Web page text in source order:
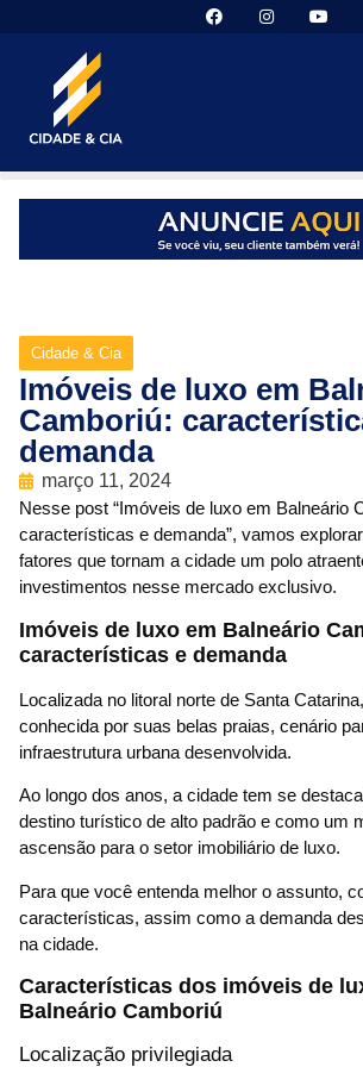
Cidade & Cia
Imóveis de luxo em
Camboriú:
demanda
março 11, 2024
Nesse post “Imóveis de luxo em Balneário
características e demanda”, vamos
fatores que tornam a cidade um polo
investimentos nesse mercado exclusivo.
Imóveis de luxo em Balneário
características e demanda
Localizada no litoral norte de Santa
conhecida por suas belas praias, cenário
infraestrutura urbana desenvolvida.
Ao longo dos anos, a cidade tem se
destino turístico de alto padrão e como um
ascensão para o setor imobiliário de luxo.
Para que você entenda melhor o assunto,
características, assim como a demanda
na cidade.
Características dos imóveis de
Balneário Camboriú
Localização privilegiada